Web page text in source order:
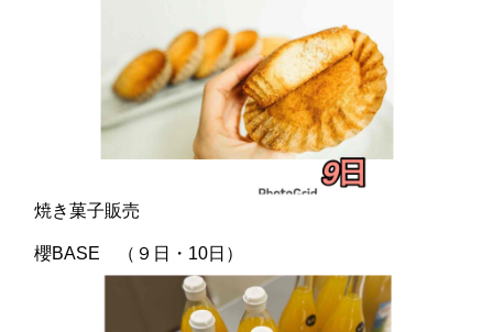
焼き菓子販売
櫻BASE （９日・10日）